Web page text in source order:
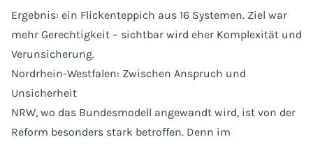
Ergebnis: ein Flickenteppich aus 16 Systemen. Ziel war
mehr Gerechtigkeit – sichtbar wird eher Komplexität und
Verunsicherung.
Nordrhein-Westfalen: Zwischen Anspruch und
Unsicherheit
NRW, wo das Bundesmodell angewandt wird, ist von der
Reform besonders stark betroffen. Denn im